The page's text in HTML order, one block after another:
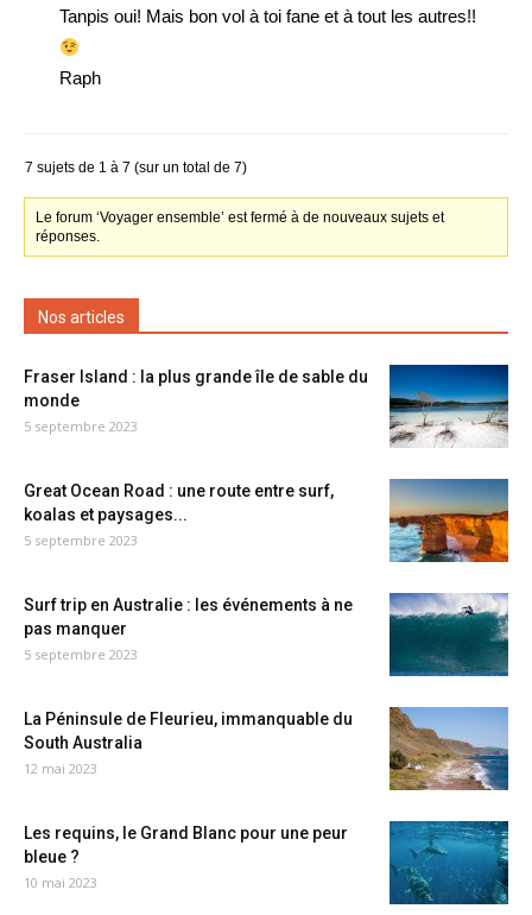
Tanpis oui! Mais bon vol à toi fane et à tout les autres!!
Raph
7 sujets de 1 à 7 (sur un total de 7)
Le forum ‘Voyager ensemble’ est fermé à de nouveaux sujets et
réponses.
Nos articles
Fraser Island : la plus grande île de sable du
monde
5 septembre 2023
Great Ocean Road : une route entre surf,
koalas et paysages...
5 septembre 2023
Surf trip en Australie : les événements à ne
pas manquer
5 septembre 2023
La Péninsule de Fleurieu, immanquable du
South Australia
12 mai 2023
Les requins, le Grand Blanc pour une peur
bleue ?
10 mai 2023